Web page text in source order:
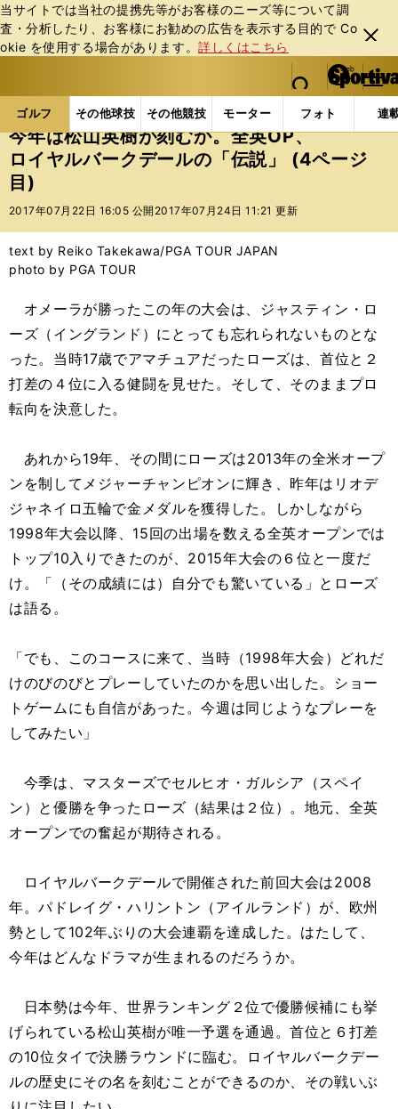
当サイトでは当社の提携先等がお客様のニーズ等について調
査・分析したり、お客様にお勧めの広告を表⽰する⽬的で Co
okie を使⽤する場合があります。詳しくはこちら
閉じ
る
web Sportiva (webスポルティーバ)
検索
マイペ
ー
ジ
メニュ
ゴルフ その他球技 その他競技 モーター フォト 連
ス
ポ
ル
テ
ー
バ
ゴルフの記事一覧 ゴルフ 男子ゴルフ 今年は松
今年は松山英樹が刻むか。全英OP、
ロイヤルバークデールの「伝説」 (4ページ
目)
2017年07月22日 16:05 公開 2017年07月24日 11:21 更新
text by Reiko Takekawa/PGA TOUR JAPAN
photo by PGA TOUR
オメーラが勝ったこの年の大会は、ジャスティン・ロ
ーズ（イングランド）にとっても忘れられないものとな
った。当時17歳でアマチュアだったローズは、首位と２
打差の４位に入る健闘を見せた。そして、そのままプロ
転向を決意した。
あれから19年、その間にローズは2013年の全米オープ
ンを制してメジャーチャンピオンに輝き、昨年はリオデ
ジャネイロ五輪で金メダルを獲得した。しかしながら
1998年大会以降、15回の出場を数える全英オープンでは
トップ10入りできたのが、2015年大会の６位と一度だ
け。「（その成績には）自分でも驚いている」とローズ
は語る。
「でも、このコースに来て、当時（1998年大会）どれだ
けのびのびとプレーしていたのかを思い出した。ショー
トゲームにも自信があった。今週は同じようなプレーを
してみたい」
今季は、マスターズでセルヒオ・ガルシア（スペイ
ン）と優勝を争ったローズ（結果は２位）。地元、全英
オープンでの奮起が期待される。
ロイヤルバークデールで開催された前回大会は2008
年。パドレイグ・ハリントン（アイルランド）が、欧州
勢として102年ぶりの大会連覇を達成した。はたして、
今年はどんなドラマが生まれるのだろうか。
日本勢は今年、世界ランキング２位で優勝候補にも挙
げられている松山英樹が唯一予選を通過。首位と６打差
の10位タイで決勝ラウンドに臨む。ロイヤルバークデー
ルの歴史にその名を刻むことができるのか、その戦いぶ